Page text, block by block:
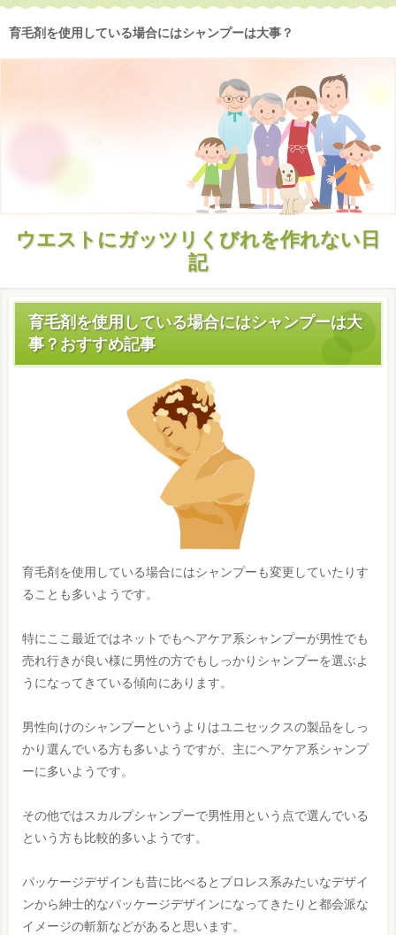
育毛剤を使用している場合にはシャンプーは大事？
ウエストにガッツリくびれを作れない日
記
育毛剤を使用している場合にはシャンプーは大
事？おすすめ記事
育毛剤を使用している場合にはシャンプーも変更していたりす
ることも多いようです。
特にここ最近ではネットでもヘアケア系シャンプーが男性でも
売れ行きが良い様に男性の方でもしっかりシャンプーを選ぶよ
うになってきている傾向にあります。
男性向けのシャンプーというよりはユニセックスの製品をしっ
かり選んでいる方も多いようですが、主にヘアケア系シャンプ
ーに多いようです。
その他ではスカルプシャンプーで男性用という点で選んでいる
という方も比較的多いようです。
パッケージデザインも昔に比べるとプロレス系みたいなデザイ
ンから紳士的なパッケージデザインになってきたりと都会派な
イメージの斬新などがあると思います。